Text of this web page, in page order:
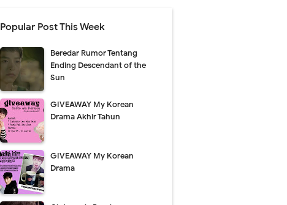
Popular Post This Week
Beredar Rumor Tentang
Ending Descendant of the
Sun
GIVEAWAY My Korean
Drama Akhir Tahun
GIVEAWAY My Korean
Drama